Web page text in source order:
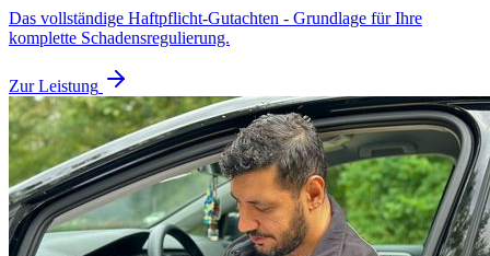
Das vollständige Haftpflicht-Gutachten - Grundlage für Ihre
komplette Schadensregulierung.
Zur Leistung